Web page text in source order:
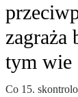
zagraża
tym wie
Co 15.